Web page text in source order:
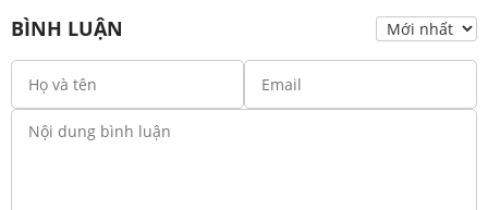
BÌNH LUẬN